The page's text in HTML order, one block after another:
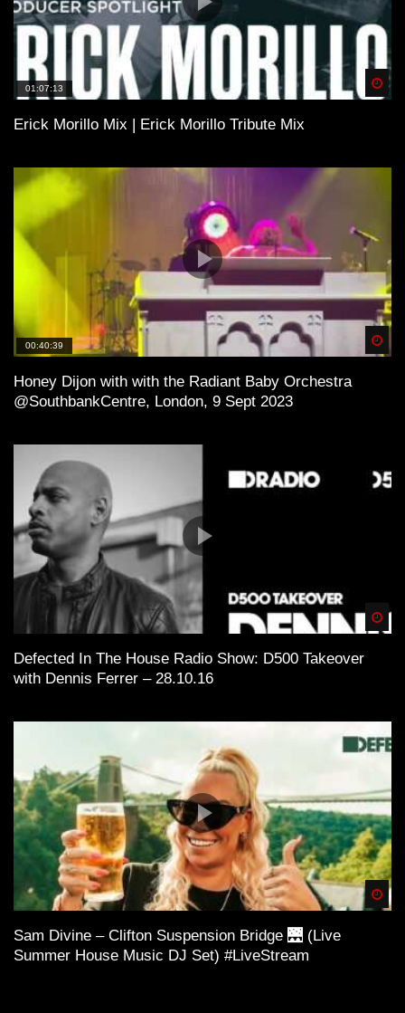
01:07:13
Erick Morillo Mix | Erick Morillo Tribute Mix
00:40:39
Honey Dijon with with the Radiant Baby Orchestra
@SouthbankCentre, London, 9 Sept 2023
Defected In The House Radio Show: D500 Takeover
with Dennis Ferrer – 28.10.16
Sam Divine – Clifton Suspension Bridge 🌉 (Live
Summer House Music DJ Set) #LiveStream